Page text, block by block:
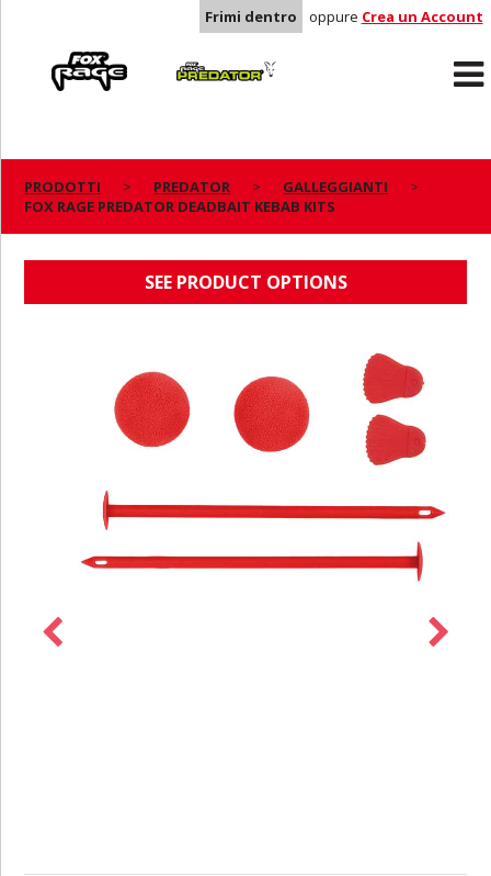
Frimi dentro oppure Crea un Account
Predator
PRODOTTI PREDATOR
GALLEGGIANTI
FOX RAGE PREDATOR DEADBAIT KEBAB KITS
SEE PRODUCT OPTIONS